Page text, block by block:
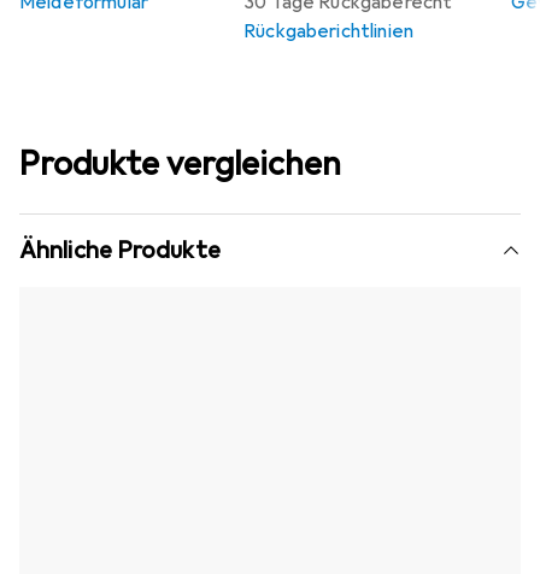
Rückgaberichtlinien
Produkte vergleichen
Ähnliche Produkte